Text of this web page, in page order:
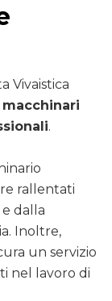
Vivaistica
macchinari
.
rallentati
dalla
Inoltre,
un servizio
nel lavoro di